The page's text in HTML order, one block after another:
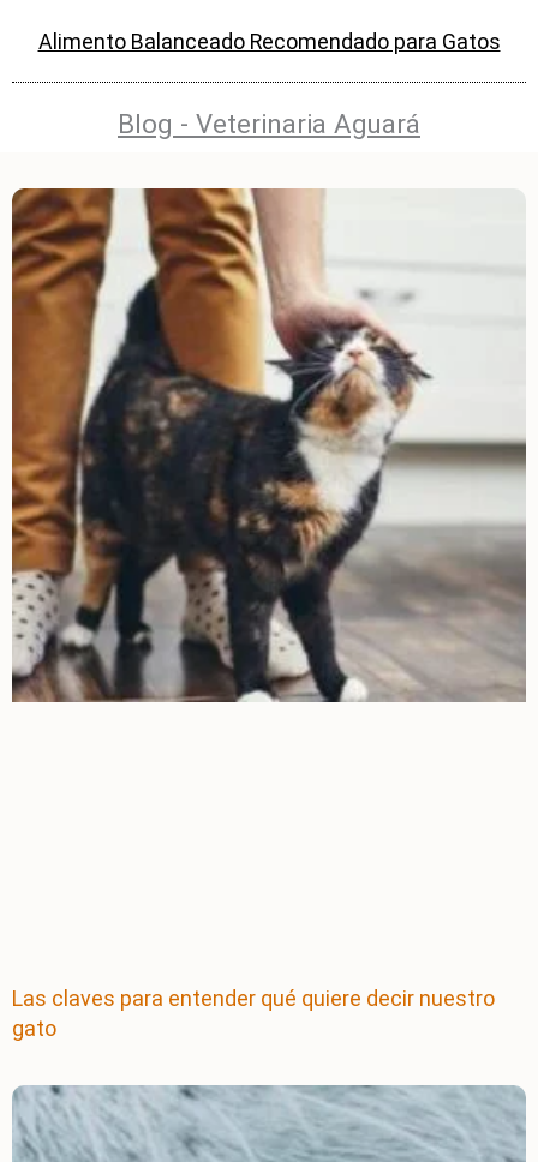
Alimento Balanceado Recomendado para Gatos
Blog - Veterinaria Aguará
Las claves para entender qué quiere decir nuestro
gato